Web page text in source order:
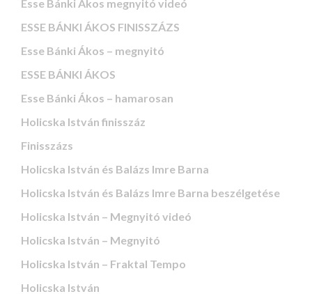
Esse Bánki Ákos megnyitó videó
ESSE BÁNKI ÁKOS FINISSZÁZS
Esse Bánki Ákos – megnyitó
ESSE BÁNKI ÁKOS
Esse Bánki Ákos – hamarosan
Holicska István finisszáz
Finisszázs
Holicska István és Balázs Imre Barna
Holicska István és Balázs Imre Barna beszélgetése
Holicska István – Megnyitó videó
Holicska István – Megnyitó
Holicska István – Fraktal Tempo
Holicska István